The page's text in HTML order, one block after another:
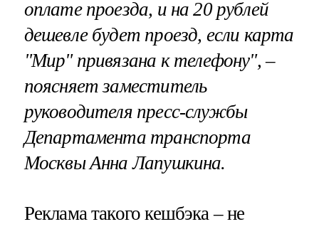
оплате проезда, и на 20 рублей
дешевле будет проезд, если карта
"Мир" привязана к телефону", –
поясняет заместитель
руководителя пресс-службы
Департамента транспорта
Москвы Анна Лапушкина.
Реклама такого кешбэка – не